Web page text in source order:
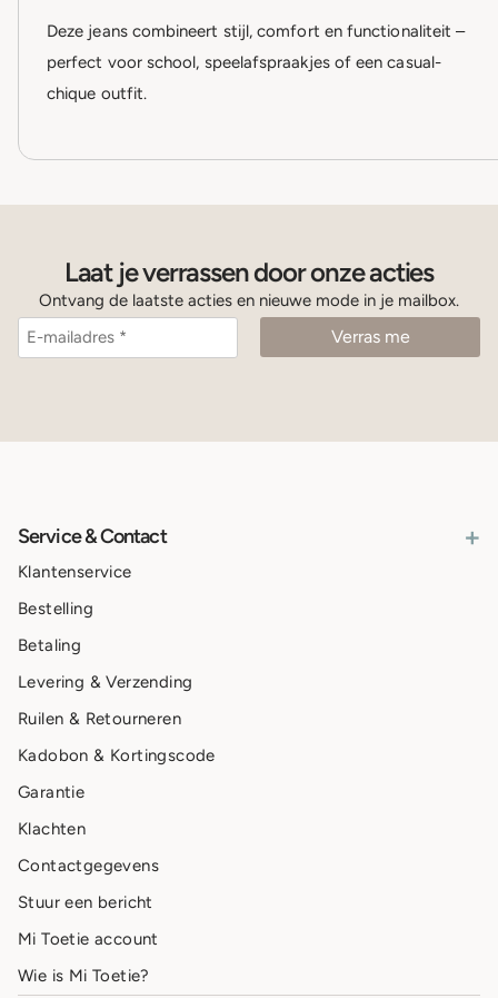
Deze jeans combineert stijl, comfort en functionaliteit –
perfect voor school, speelafspraakjes of een casual-
chique outfit.
Laat je verrassen door onze acties
Ontvang de laatste acties en nieuwe mode in je mailbox.
Service & Contact +
Klantenservice
Bestelling
Betaling
Levering & Verzending
Ruilen & Retourneren
Kadobon & Kortingscode
Garantie
Klachten
Contactgegevens
Stuur een bericht
Mi Toetie account
Wie is Mi Toetie?